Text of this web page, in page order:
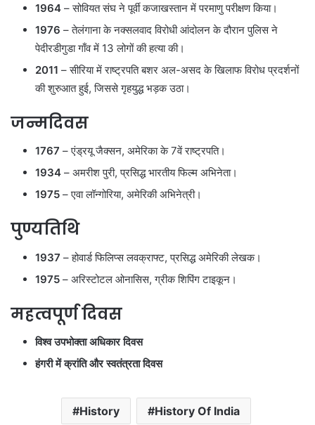
1964 – सोवियत संघ ने पूर्वी कजाखस्तान में परमाणु परीक्षण किया।
1976 – तेलंगाना के नक्सलवाद विरोधी आंदोलन के दौरान पुलिस ने
पेदीरडीगुडा गाँव में 13 लोगों की हत्या की।
2011 – सीरिया में राष्ट्रपति बशर अल-असद के खिलाफ विरोध प्रदर्शनों
की शुरुआत हुई, जिससे गृहयुद्ध भड़क उठा।
जन्मदिवस
1767 – एंड्रयू जैक्सन, अमेरिका के 7वें राष्ट्रपति।
1934 – अमरीश पुरी, प्रसिद्ध भारतीय फिल्म अभिनेता।
1975 – एवा लॉन्गोरिया, अमेरिकी अभिनेत्री।
पुण्यतिथि
1937 – होवार्ड फिलिप्स लवक्राफ्ट, प्रसिद्ध अमेरिकी लेखक।
1975 – अरिस्टोटल ओनासिस, ग्रीक शिपिंग टाइकून।
महत्वपूर्ण दिवस
विश्व उपभोक्ता अधिकार दिवस
हंगरी में क्रांति और स्वतंत्रता दिवस
History History Of India